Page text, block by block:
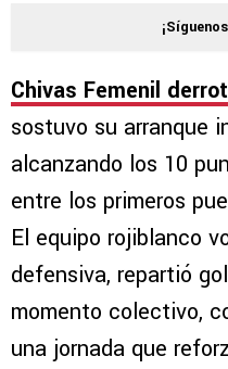
Chivas Femenil
sostuvo su arranque
alcanzando los 10
entre los primeros
El equipo rojiblanco
defensiva, repartió
momento colectivo,
una jornada que